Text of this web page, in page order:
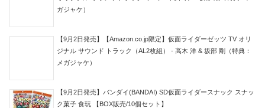
ガジャケ）
【9月2日発売】【Amazon.co.jp限定】仮面ライダーゼッツ TV オリ
ジナル サウンド トラック（AL2枚組） - 高木 洋 & 坂部 剛（特典：
メガジャケ）
【9月2日発売】バンダイ(BANDAI) SD仮面ライダースナック スナッ
ク菓子 食玩 【BOX販売/10個セット】